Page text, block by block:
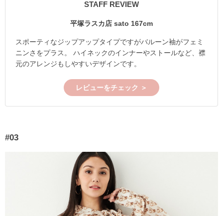
STAFF REVIEW
平塚ラスカ店 sato 167cm
スポーティなジップアップタイプですがバルーン袖がフェミ
ニンさをプラス。 ハイネックのインナーやストールなど、襟
元のアレンジもしやすいデザインです。
レビューをチェック ＞
#03